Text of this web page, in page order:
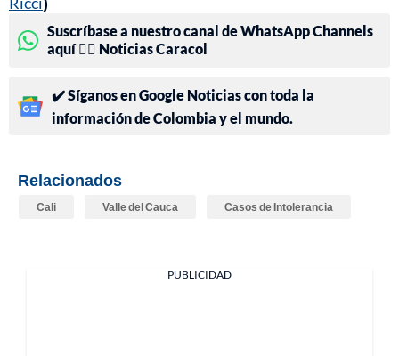
Suscríbase a nuestro canal de WhatsApp Channels
aquí 👉🏻 Noticias Caracol
✔️ Síganos en Google Noticias con toda la
información de Colombia y el mundo.
Relacionados
Cali Valle del Cauca Casos de Intolerancia
PUBLICIDAD